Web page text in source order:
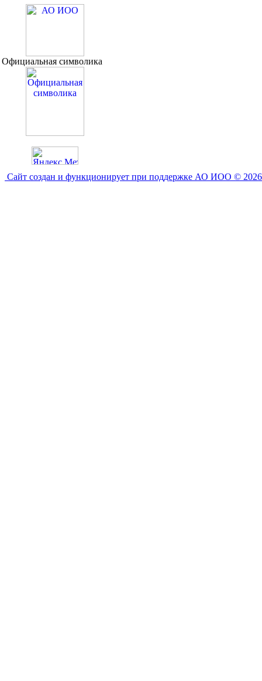
Официальная символика
Сайт создан и функционирует при поддержке АО ИОО © 2026